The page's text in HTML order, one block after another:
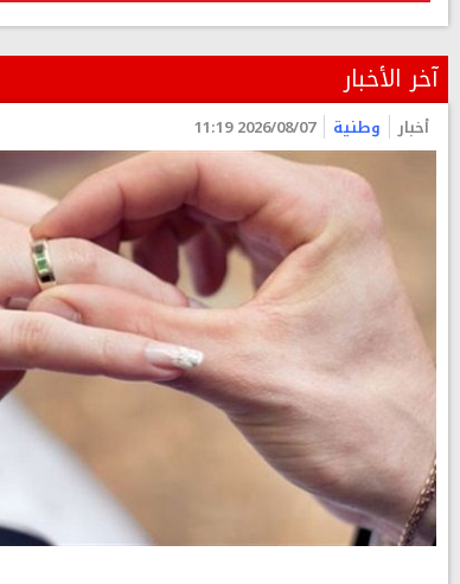
آخر الأخبار
أخبار وطنية 2026/08/07 11:19